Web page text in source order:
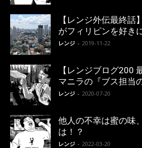
【レンジ外伝最終話
がフィリピンを好き
レンジ - 2019-11-22
【レンジブログ200
マニラの『ブス担当
レンジ - 2020-07-20
他人の不幸は蜜の味
は！？
レンジ - 2022-03-20